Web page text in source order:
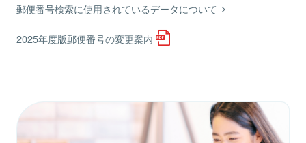
郵便番号検索に使用されているデータについて
2025年度版郵便番号の変更案内